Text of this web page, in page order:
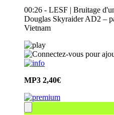
00:26 - LESF | Bruitage
Douglas Skyraider AD2 –
Vietnam
MP3 2,40€